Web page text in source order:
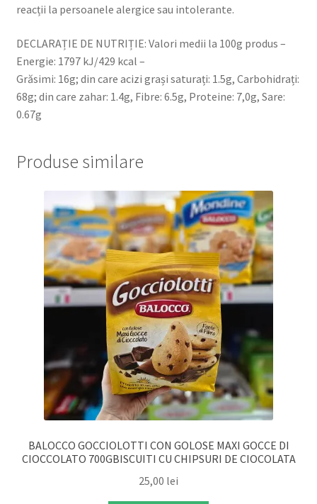
reacții la persoanele alergice sau intolerante.
DECLARAȚIE DE NUTRIȚIE: Valori medii la 100g produs –
Energie: 1797 kJ/429 kcal –
Grăsimi: 16g; din care acizi grași saturați: 1.5g, Carbohidrați:
68g; din care zahar: 1.4g, Fibre: 6.5g, Proteine: 7,0g, Sare:
0.67g
Produse similare
BALOCCO GOCCIOLOTTI CON GOLOSE MAXI GOCCE DI
CIOCCOLATO 700GBISCUITI CU CHIPSURI DE CIOCOLATA
25,00 lei